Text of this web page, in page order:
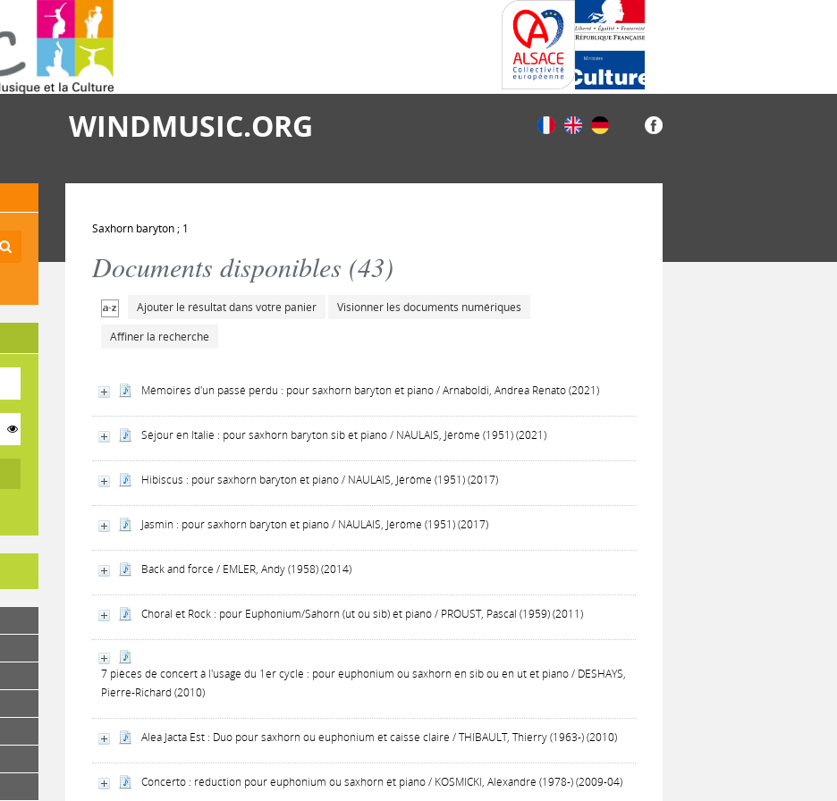
WINDMUSIC.ORG
Saxhorn baryton ; 1
Documents disponibles (43)
Ajouter le résultat dans votre panier
Visionner les documents numériques
Affiner la recherche
Mémoires d'un passé perdu : pour saxhorn baryton et piano / Arnaboldi, Andrea Renato (2021)
Séjour en Italie : pour saxhorn baryton sib et piano / NAULAIS, Jérôme (1951) (2021)
Hibiscus : pour saxhorn baryton et piano / NAULAIS, Jérôme (1951) (2017)
Jasmin : pour saxhorn baryton et piano / NAULAIS, Jérôme (1951) (2017)
Back and force / EMLER, Andy (1958) (2014)
Choral et Rock : pour Euphonium/Sahorn (ut ou sib) et piano / PROUST, Pascal (1959) (2011)
7 pièces de concert à l'usage du 1er cycle : pour euphonium ou saxhorn en sib ou en ut et piano / DESHAYS,
Pierre-Richard (2010)
Alea Jacta Est : Duo pour saxhorn ou euphonium et caisse claire / THIBAULT, Thierry (1963-) (2010)
Concerto : réduction pour euphonium ou saxhorn et piano / KOSMICKI, Alexandre (1978-) (2009-04)